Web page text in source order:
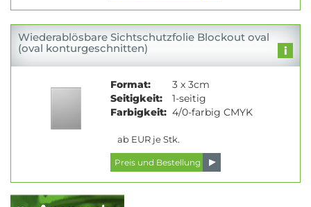
Wiederablösbare Sichtschutzfolie Blockout oval
(oval konturgeschnitten)
Format:
3 x 3cm
Seitigkeit:
1-seitig
Farbigkeit: 4/0-farbig CMYK
ab EUR je Stk.